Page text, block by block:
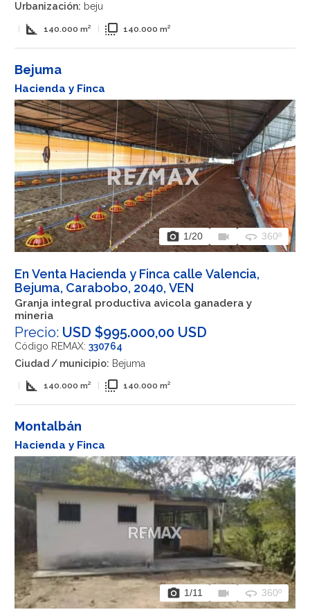
Urbanización: beju
square_foot 140.000 m² flip_to_front 140.000 m²
Bejuma
Hacienda y Finca
photo_camera 1/20 videocam 360 360º
En Venta Hacienda y Finca calle Valencia,
Bejuma, Carabobo, 2040, VEN
Granja integral productiva avicola ganadera y
mineria
Precio: USD $995.000,00 USD
Código REMAX: 330764
Ciudad / municipio: Bejuma
square_foot 140.000 m² flip_to_front 140.000 m²
Montalbán
Hacienda y Finca
photo_camera 1/11 videocam 360 360º